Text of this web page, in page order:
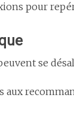
pour
se
aux